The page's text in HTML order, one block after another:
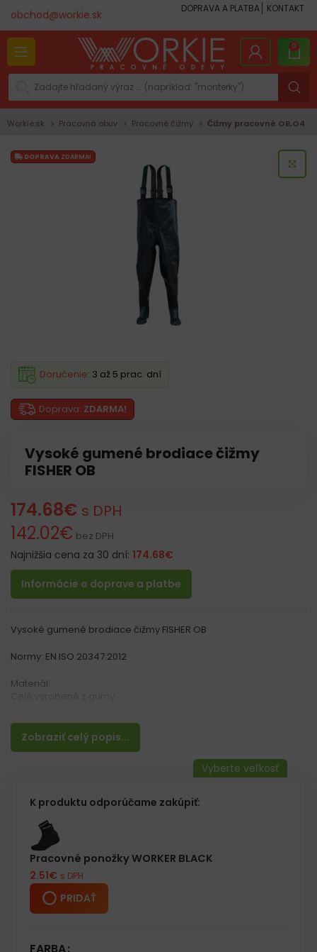
obchod@workie.sk DOPRAVA A PLATBA KONTAKT
0
Workie.sk Pracovná obuv Pracovné čižmy Čižmy pracovné OB,O4
DOPRAVA ZDARMA!
Vysoké gumené brodiace čižmy
FISHER OB
Doprava: ZDARMA!
Doručenie: 3 až 5 prac. dní
174.68€ s DPH
142.02€ bez DPH
Najnižšia cena za 30 dní: 174.68€
Informácie o doprave a platbe
Zobraziť celý popis...
Vysoké gumené brodiace čižmy FISHER OB
Normy: EN ISO 20347:2012
Materiál:
Vlastnosti:
– Brodiace čižmy, prsačky
-Nepremokavé
– Kategória OB
Dĺžka pevnej časti zvršku cca 36 cm
Ideálne pre rybárov
K produktu odporúčame zakúpiť:
Pracovné ponožky WORKER BLACK
2.51€ s DPH
PRIDAŤ